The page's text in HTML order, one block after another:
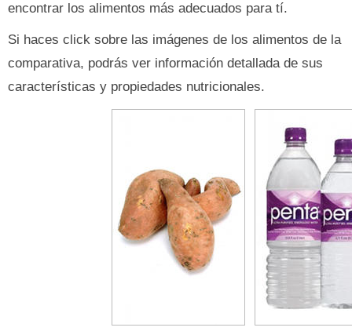
encontrar los alimentos más adecuados para tí.
Si haces click sobre las imágenes de los alimentos de la
comparativa, podrás ver información detallada de sus
características y propiedades nutricionales.